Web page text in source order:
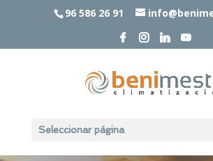
96 586 26 91
Seleccionar página